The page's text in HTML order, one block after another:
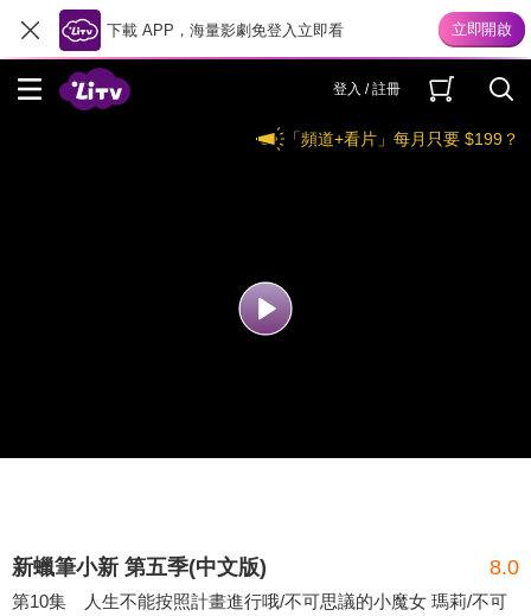
下載 APP，海量影劇免登入立即看
登入 / 註冊
「頻道+看片」每月只要 $199？
新蠟筆小新 第五季(中文版) 8.0
第10集 人生不能按照計畫進行哦/不可思議的小魔女 瑪莉/不可